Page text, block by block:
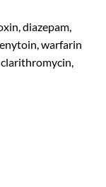
diazepam,
warfarin